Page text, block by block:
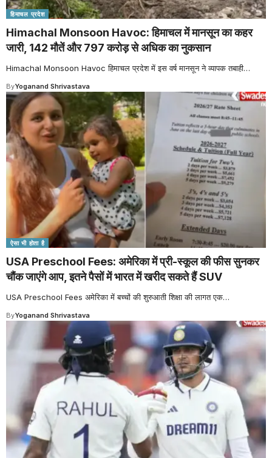
हिमाचल प्रदेश
Himachal Monsoon Havoc: हिमाचल में मानसून का कहर
जारी, 142 मौतें और 797 करोड़ से अधिक का नुकसान
Himachal Monsoon Havoc हिमाचल प्रदेश में इस वर्ष मानसून ने व्यापक तबाही…
ByYoganand Shrivastava
ऐसा भी होता है
USA Preschool Fees: अमेरिका में प्री-स्कूल की फीस सुनकर
चौंक जाएंगे आप, इतने पैसों में भारत में खरीद सकते हैं SUV
USA Preschool Fees अमेरिका में बच्चों की शुरुआती शिक्षा की लागत एक…
ByYoganand Shrivastava